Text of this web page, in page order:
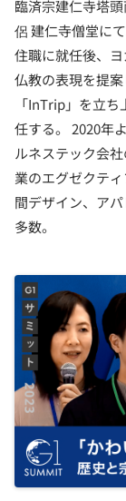
臨済宗建仁寺塔
侶 建仁寺僧堂に
住職に就任後、
仏教の表現を提
「InTrip」を立
任する。 2020年
ルネステック会
業のエグゼクテ
間デザイン、ア
多数。